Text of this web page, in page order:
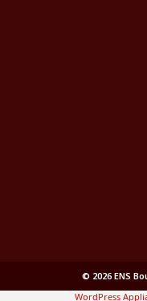
© 2026 ENS
WordPress